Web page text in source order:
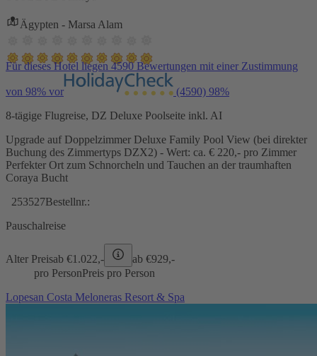
Ägypten - Marsa Alam
Für dieses Hotel liegen 4590 Bewertungen mit einer Zustimmung
von 98% vor (4590) 98%
8-tägige Flugreise, DZ Deluxe Poolseite inkl. AI
Upgrade auf Doppelzimmer Deluxe Family Pool View (bei direkter
Buchung des Zimmertyps DZX2) - Wert: ca. € 220,- pro Zimmer
Perfekter Ort zum Schnorcheln und Tauchen an der traumhaften
Coraya Bucht
253527Bestellnr.:
Pauschalreise
Alter Preisab €1.022,- ab €929,-
pro PersonPreis pro Person
Lopesan Costa Meloneras Resort & Spa